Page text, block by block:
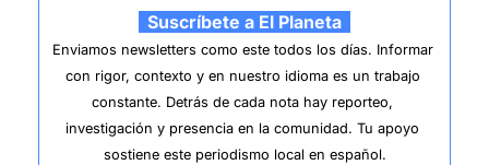
  Suscríbete a El Planeta
Enviamos newsletters como este todos los días. Informar
con rigor, contexto y en nuestro idioma es un trabajo
constante. Detrás de cada nota hay reporteo,
investigación y presencia en la comunidad. Tu apoyo
sostiene este periodismo local en español.